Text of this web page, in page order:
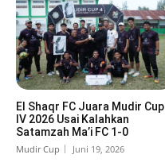
El Shaqr FC Juara Mudir Cup
IV 2026 Usai Kalahkan
Satamzah Ma’i FC 1-0
Mudir Cup Juni 19, 2026